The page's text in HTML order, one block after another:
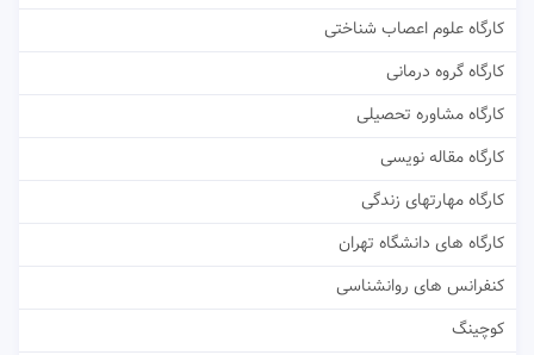
کارگاه علوم اعصاب شناختی
کارگاه گروه درمانی
کارگاه مشاوره تحصیلی
کارگاه مقاله نویسی
کارگاه مهارتهای زندگی
کارگاه های دانشگاه تهران
کنفرانس های روانشناسی
کوچینگ